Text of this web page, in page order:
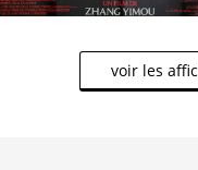
voir les